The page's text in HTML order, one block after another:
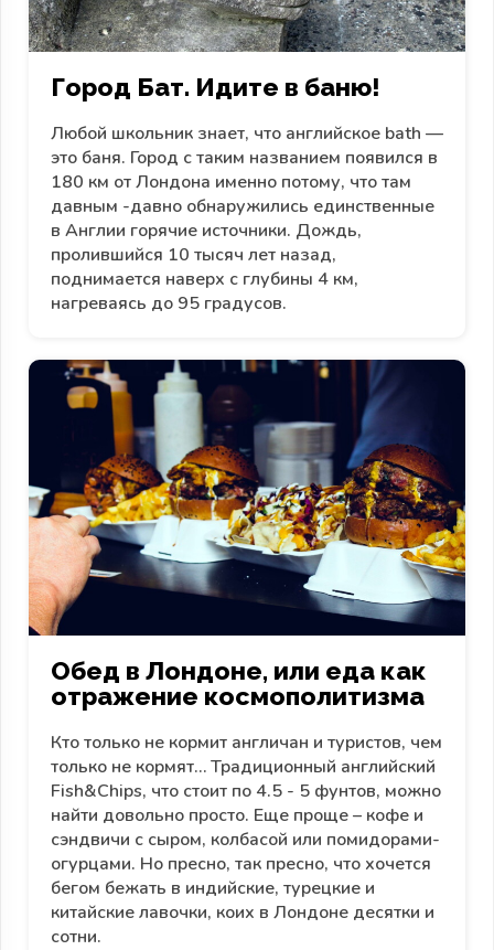
Город Бат. Идите в баню!
Любой школьник знает, что английское bath —
это баня. Город с таким названием появился в
180 км от Лондона именно потому, что там
давным -давно обнаружились единственные
в Англии горячие источники. Дождь,
пролившийся 10 тысяч лет назад,
поднимается наверх с глубины 4 км,
нагреваясь до 95 градусов.
Обед в Лондоне, или еда как
отражение космополитизма
Кто только не кормит англичан и туристов, чем
только не кормят… Традиционный английский
Fish&Chips, что стоит по 4.5 - 5 фунтов, можно
найти довольно просто. Еще проще – кофе и
сэндвичи с сыром, колбасой или помидорами-
огурцами. Но пресно, так пресно, что хочется
бегом бежать в индийские, турецкие и
китайские лавочки, коих в Лондоне десятки и
сотни.